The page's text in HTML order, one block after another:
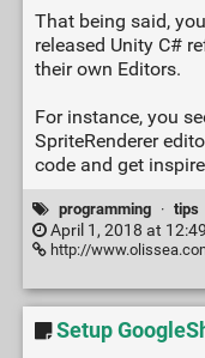
That being said,
released Unity C#
their own Editors.
For instance, you
SpriteRenderer
code and get
programming · tips
April 1, 2018 at
http://
Setup